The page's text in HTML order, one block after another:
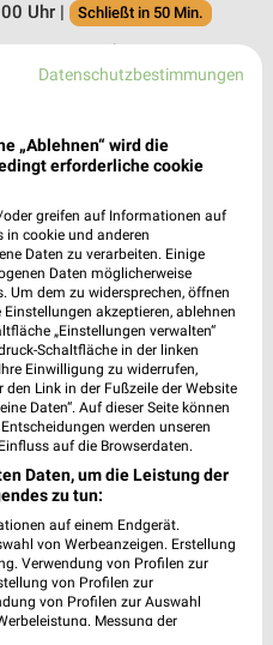
Uhr |
Schließt in 50 Min.
16
Uhr | Geschlossen
Schwetzingen
16
1 Prospekt
Schriesheim
1 Prospekt
Datenschutzbestimmungen
„Ablehnen“ wird die
erforderliche cookie
greifen auf Informationen auf
in cookie und anderen
Daten zu verarbeiten. Einige
Daten möglicherweise
Um dem zu widersprechen, öffnen
Einstellungen akzeptieren, ablehnen
„Einstellungen verwalten“
Schaltfläche in der linken
Einwilligung zu widerrufen,
Link in der Fußzeile der Website
Daten“. Auf dieser Seite können
werden unseren
auf die Browserdaten.
Daten, um die Leistung der
zu tun:
auf einem Endgerät.
von Werbeanzeigen. Erstellung
Verwendung von Profilen zur
von Profilen zur
von Profilen zur Auswahl
Messung der